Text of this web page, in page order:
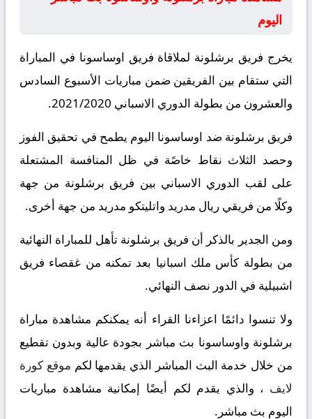
اليوم
يخرج فريق برشلونة لملاقاة فريق اوساسونا في المباراة
التي ستقام بين الفريقين ضمن مباريات الأسبوع السادس
والعشرون من بطولة الدوري الاسباني 2021/2020.
فريق برشلونة ضد اوساسونا اليوم يطمح في تحقيق الفوز
وحصد الثلاث نقاط خاصًة في ظل المنافسة المشتعلة
على لقب الدوري الاسباني بين فريق برشلونة من جهة
وكلًا من فريقي ريال مدريد واتليتكو مدريد من جهة أخرى.
ومن الجدير بالذكر أن فريق برشلونة تأهل للمباراة النهائية
من بطولة كأس ملك اسبانيا بعد تمكنه من غقصاء فريق
اشبيلية في الدور نصف النهائي.
ولا تنسوا دائمًا اعزاءنا القراء أنه يمكنكم مشاهدة مباراة
برشلونة واوساسونا بث مباشر بجودة عالية وبدون تقطيع
من خلال خدمة البث المباشر الذي يقدمها لكم موقع كورة
لايف ، والذي يقدم لكم أيضًا إمكانية مشاهدة مباريات
اليوم بث مباشر.